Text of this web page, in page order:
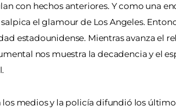
con hechos anteriores. Y como una
el glamour de Los Angeles.
estadounidense. Mientras avanza el
nos muestra la decadencia y el
medios y la policía difundió los